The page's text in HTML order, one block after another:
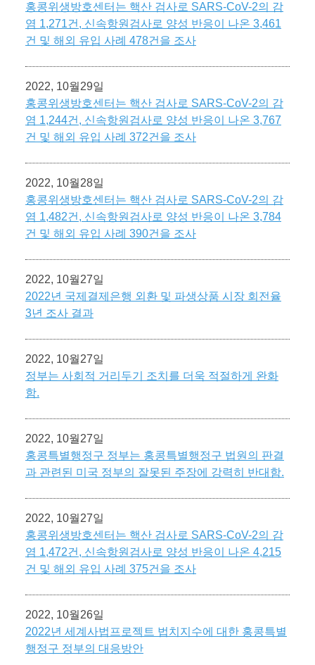
홍콩위생방호센터는 핵산 검사로 SARS-CoV-2의 감
염 1,271건, 신속항원검사로 양성 반응이 나온 3,461
건 및 해외 유입 사례 478건을 조사
2022, 10월29일
홍콩위생방호센터는 핵산 검사로 SARS-CoV-2의 감
염 1,244건, 신속항원검사로 양성 반응이 나온 3,767
건 및 해외 유입 사례 372건을 조사
2022, 10월28일
홍콩위생방호센터는 핵산 검사로 SARS-CoV-2의 감
염 1,482건, 신속항원검사로 양성 반응이 나온 3,784
건 및 해외 유입 사례 390건을 조사
2022, 10월27일
2022년 국제결제은행 외환 및 파생상품 시장 회전율
3년 조사 결과
2022, 10월27일
정부는 사회적 거리두기 조치를 더욱 적절하게 완화
함.
2022, 10월27일
홍콩특별행정구 정부는 홍콩특별행정구 법원의 판결
과 관련된 미국 정부의 잘못된 주장에 강력히 반대함.
2022, 10월27일
홍콩위생방호센터는 핵산 검사로 SARS-CoV-2의 감
염 1,472건, 신속항원검사로 양성 반응이 나온 4,215
건 및 해외 유입 사례 375건을 조사
2022, 10월26일
2022년 세계사법프로젝트 법치지수에 대한 홍콩특별
행정구 정부의 대응방안